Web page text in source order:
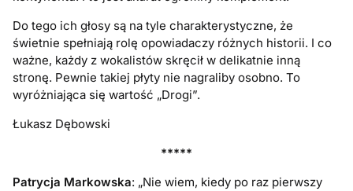
Do tego ich głosy są na tyle charakterystyczne, że
świetnie spełniają rolę opowiadaczy różnych historii. I co
ważne, każdy z wokalistów skręcił w delikatnie inną
stronę. Pewnie takiej płyty nie nagraliby osobno. To
wyróżniająca się wartość „Drogi”.
Łukasz Dębowski
*****
Patrycja Markowska: „Nie wiem, kiedy po raz pierwszy